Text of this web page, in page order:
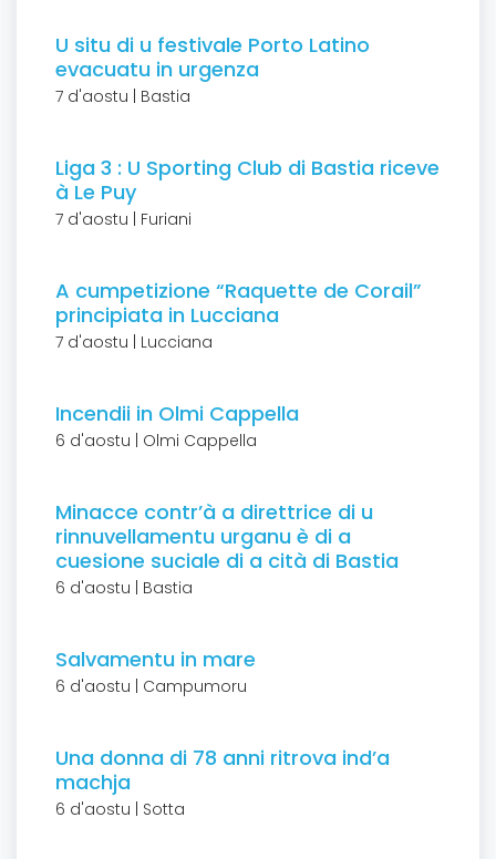
U situ di u festivale Porto Latino
evacuatu in urgenza
7 d'aostu | Bastia
Liga 3 : U Sporting Club di Bastia riceve
à Le Puy
7 d'aostu | Furiani
A cumpetizione “Raquette de Corail”
principiata in Lucciana
7 d'aostu | Lucciana
Incendii in Olmi Cappella
6 d'aostu | Olmi Cappella
Minacce contr’à a direttrice di u
rinnuvellamentu urganu è di a
cuesione suciale di a cità di Bastia
6 d'aostu | Bastia
Salvamentu in mare
6 d'aostu | Campumoru
Una donna di 78 anni ritrova ind’a
machja
6 d'aostu | Sotta